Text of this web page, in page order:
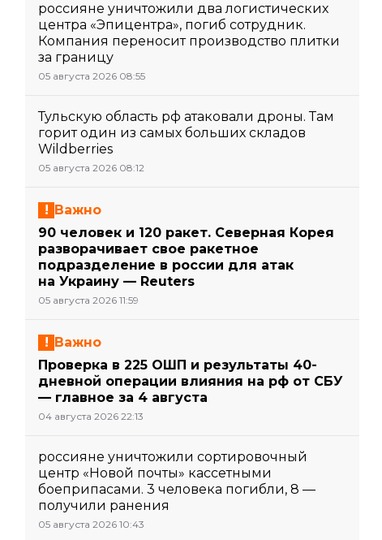
россияне уничтожили два логистических
центра «Эпицентра», погиб сотрудник.
Компания переносит производство плитки
за границу
05 августа 2026 08:55
Тульскую область рф атаковали дроны. Там
горит один из самых больших складов
Wildberries
05 августа 2026 08:12
Важно
90 человек и 120 ракет. Северная Корея
разворачивает свое ракетное
подразделение в россии для атак
на Украину — Reuters
05 августа 2026 11:59
Важно
Проверка в 225 ОШП и результаты 40-
дневной операции влияния на рф от СБУ
— главное за 4 августа
04 августа 2026 22:13
россияне уничтожили сортировочный
центр «Новой почты» кассетными
боеприпасами. 3 человека погибли, 8 —
получили ранения
05 августа 2026 10:43